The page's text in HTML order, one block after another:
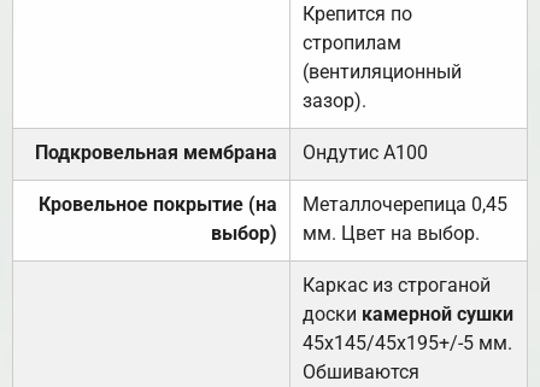
Крепится по
стропилам
(вентиляционный
зазор).
Подкровельная мембрана Ондутис А100
Кровельное покрытие (на
выбор)
Металлочерепица 0,45
мм. Цвет на выбор.
Каркас из строганой
доски камерной сушки
45х145/45х195+/-5 мм.
Обшиваются